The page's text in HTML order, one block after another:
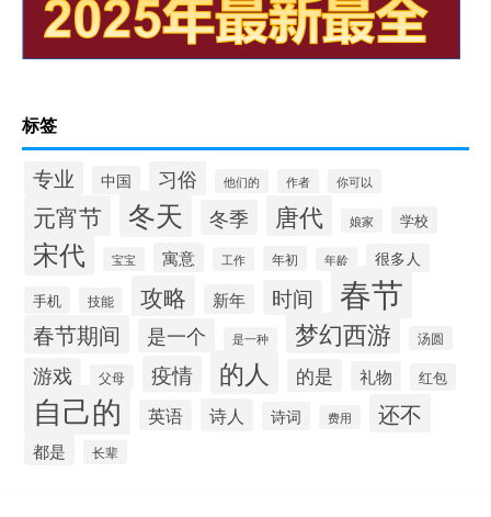
标签
专业 中国 习俗 他们的 作者 你可以
元宵节 冬天 冬季 唐代 娘家 学校
宋代 宝宝 寓意 工作 年初 年龄 很多人
手机 技能 攻略 新年 时间 春节
春节期间 是一个 是一种 梦幻西游 汤圆
游戏 父母 疫情 的人 的是 礼物 红包
自己的 英语 诗人 诗词 费用 还不
都是 长辈